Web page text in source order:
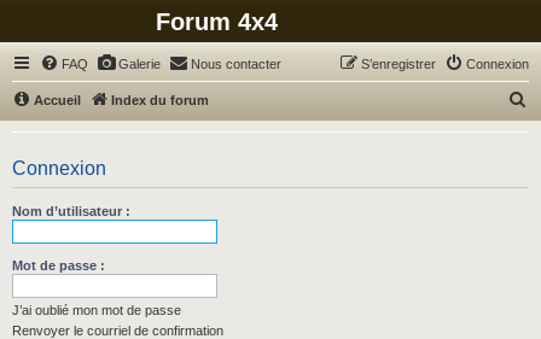
Forum 4x4
FAQ Galerie Nous contacter Connexion
S’enregistrer
Accueil Index du forum
h
Connexion
Nom d’utilisateur :
Mot de passe :
J’ai oublié mon mot de passe
Renvoyer le courriel de confirmation